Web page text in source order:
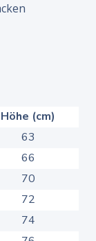
Höhe (cm)
63
66
70
72
74